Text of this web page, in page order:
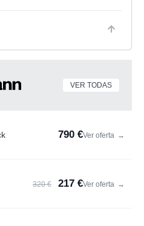
VER TODAS
790 €Ver oferta →
320 € 217 €Ver oferta →